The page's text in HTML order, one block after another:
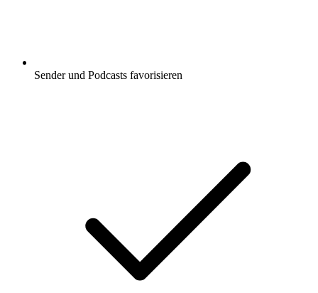
Sender und Podcasts favorisieren